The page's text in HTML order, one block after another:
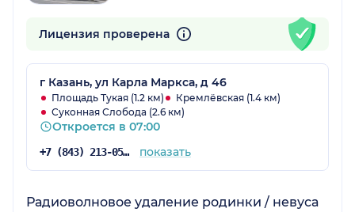
Лицензия проверена
г Казань, ул Карла Маркса, д 46
Площадь Тукая (1.2 км)
Кремлёвская (1.4 км)
Суконная Слобода (2.6 км)
Откроется в 07:00
+7 (843) 213-05-65 показать
Радиоволновое удаление родинки / невуса